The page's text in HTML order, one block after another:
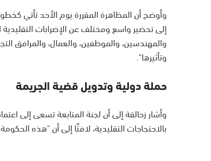
وأوضح أن المظاهرة المقررة يوم الأحد تأتي
إلى تحضير واسع ومختلف عن الإضرابات
والمهندسين، والموظفين، والعمال، والمرافق
وتأثيرها".
حملة دولية وتدويل قضية الجريمة
وأشار زحالقة إلى أن لجنة المتابعة تسعى إلى
بالاحتجاجات التقليدية، لافتًا إلى أن "هذه